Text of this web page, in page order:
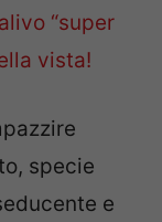
“super
vista!
specie
e